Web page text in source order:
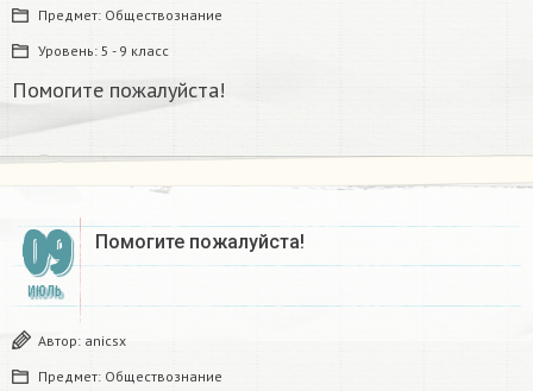
Предмет: Обществознание
Уровень: 5 - 9 класс
Помогите пожалуйста!
09
ИЮЛЬ
Помогите пожалуйста!
Автор: anicsx
Предмет: Обществознание